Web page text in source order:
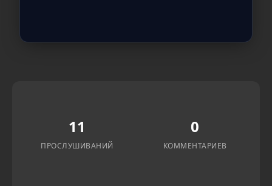
11
ПРОСЛУШИВАНИЙ
0
КОММЕНТАРИЕВ